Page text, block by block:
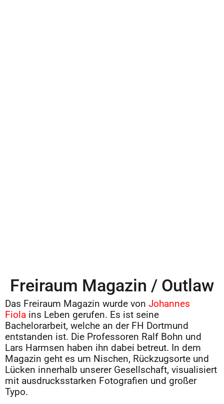
Freiraum Magazin / Outlaw
Das Freiraum Magazin wurde von Johannes
Fiola ins Leben gerufen. Es ist seine
Bachelorarbeit, welche an der FH Dortmund
entstanden ist. Die Professoren Ralf Bohn und
Lars Harmsen haben ihn dabei betreut. In dem
Magazin geht es um Nischen, Rückzugsorte und
Lücken innerhalb unserer Gesellschaft, visualisiert
mit ausdrucksstarken Fotografien und großer
Typo.